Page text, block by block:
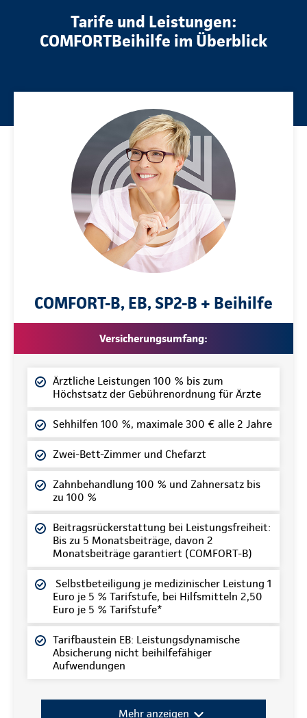
Tarife und Leistungen:
COMFORTBeihilfe im Überblick
COMFORT-B, EB, SP2-B + Beihilfe
Versicherungsumfang:
Ärztliche Leistungen 100 % bis zum
Höchstsatz der Gebührenordnung für Ärzte
Sehhilfen 100 %, maximale 300 € alle 2 Jahre
Zwei-Bett-Zimmer und Chefarzt
Zahnbehandlung 100 % und Zahnersatz bis
zu 100 %
Beitragsrückerstattung bei Leistungsfreiheit:
Bis zu 5 Monatsbeiträge, davon 2
Monatsbeiträge garantiert (COMFORT-B)
Selbstbeteiligung je medizinischer Leistung 1
Euro je 5 % Tarifstufe, bei Hilfsmitteln 2,50
Euro je 5 % Tarifstufe*
Tarifbaustein EB: Leistungsdynamische
Absicherung nicht beihilfefähiger
Aufwendungen
Mehr anzeigen